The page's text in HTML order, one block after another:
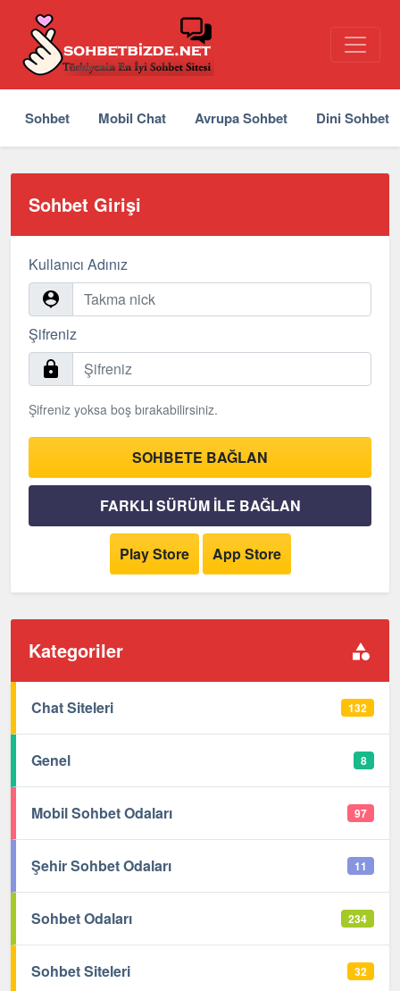
Sohbet Mobil Chat Avrupa Sohbet Dini Sohbet
Sohbet Girişi
Kullanıcı Adınız
Şifreniz
Şifreniz yoksa boş bırakabilirsiniz.
SOHBETE BAĞLAN
FARKLI SÜRÜM İLE BAĞLAN
Play Store App Store
Kategoriler
Chat Siteleri 132
Genel 8
Mobil Sohbet Odaları 97
Şehir Sohbet Odaları 11
Sohbet Odaları 234
Sohbet Siteleri 32